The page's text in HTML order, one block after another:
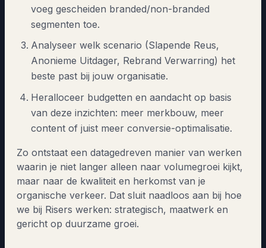
voeg gescheiden branded/non-branded
segmenten toe.
Analyseer welk scenario (Slapende Reus,
Anonieme Uitdager, Rebrand Verwarring) het
beste past bij jouw organisatie.
Heralloceer budgetten en aandacht op basis
van deze inzichten: meer merkbouw, meer
content of juist meer conversie-optimalisatie.
Zo ontstaat een datagedreven manier van werken
waarin je niet langer alleen naar volumegroei kijkt,
maar naar de kwaliteit en herkomst van je
organische verkeer. Dat sluit naadloos aan bij hoe
we bij Risers werken: strategisch, maatwerk en
gericht op duurzame groei.